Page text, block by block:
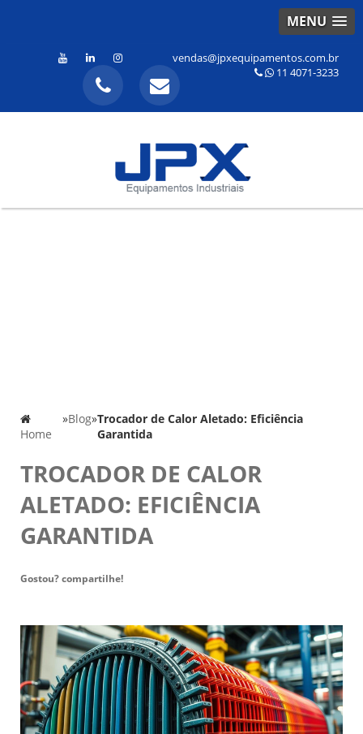
MENU
vendas@jpxequipamentos.com.br
11 4071-3233
Home
»Blog»Trocador de Calor Aletado: Eficiência
Garantida
TROCADOR DE CALOR
ALETADO: EFICIÊNCIA
GARANTIDA
Gostou? compartilhe!